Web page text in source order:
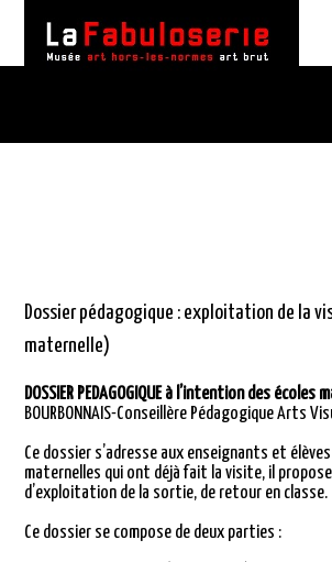
Dossier pédagogique : exploitation de la
maternelle)
DOSSIER PEDAGOGIQUE à l’intention des
BOURBONNAIS-Conseillère Pédagogique Arts
Ce dossier s’adresse aux enseignants et
maternelles qui ont déjà fait la visite, il
d’exploitation de la sortie, de retour en classe.
Ce dossier se compose de deux parties :